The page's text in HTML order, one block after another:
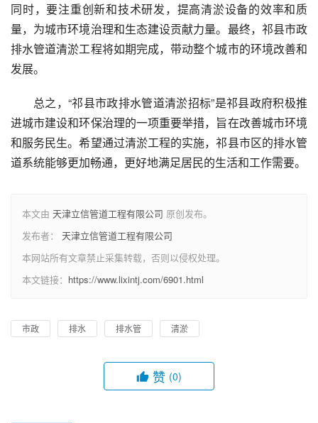
同时，要注重创新和技术研发，提高清淤设备的效率和质
量，为城市环境治理和生态建设贡献力量。最终，祁县市政
排水管道清淤工程将如期完成，带动整个城市的环境改善和
发展。
总之，“祁县市政排水管道清淤招标”是祁县政府积极推
进城市建设和环保治理的一项重要举措，旨在改善城市环境
和服务民生。希望通过清淤工程的实施，祁县市区的排水管
道系统能够更加畅通，更好地满足居民的生活和工作需要。
本文由 天津立信管道工程有限公司 原创发布。
发布者： 天津立信管道工程有限公司
本网站所有文章禁止采集转载，否则以侵权处理。
本文链接： https://www.lixintj.com/6901.html
市政 排水 排水管 清淤
赞 (0)